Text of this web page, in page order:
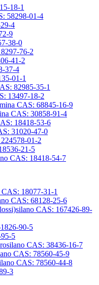
18-1
58298-01-4
4
9
38-0
76-2
41-2
37-4
01-1
82985-35-1
13497-18-2
CAS: 68845-16-9
CAS: 30858-91-4
18418-53-6
31020-47-0
01-2
21-5
CAS: 18418-54-7
18077-31-1
CAS: 68128-25-6
CAS: 167426-89-
90-5
5
CAS: 38436-16-7
CAS: 78560-45-9
CAS: 78560-44-8
3